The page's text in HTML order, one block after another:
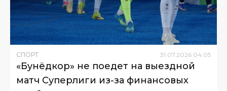
СПОРТ 31.07.2026 04:05
«Бунёдкор» не поедет на выездной
матч Суперлиги из-за финансовых